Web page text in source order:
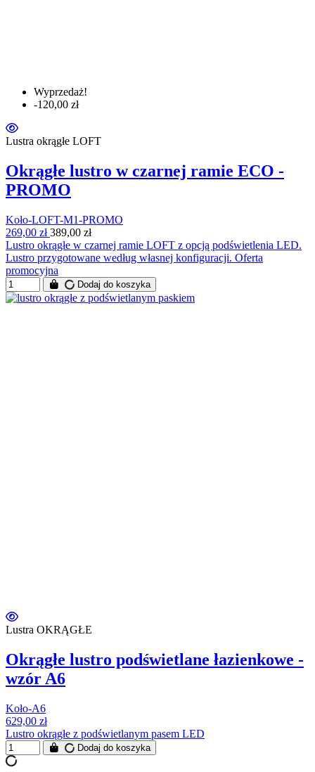
Wyprzedaż!
-120,00 zł
Lustra okrągłe LOFT
Okrągłe lustro w czarnej ramie ECO -
PROMO
Koło-LOFT-M1-PROMO
269,00 zł389,00 zł
Lustro okrągłe w czarnej ramie LOFT z opcją podświetlenia LED.
Lustro przygotowane według własnej konfiguracji. Oferta
promocyjna
Dodaj do koszyka
Lustra OKRĄGŁE
Okrągłe lustro podświetlane łazienkowe -
wzór A6
Koło-A6
629,00 zł
Lustro okrągłe z podświetlanym pasem LED
Dodaj do koszyka